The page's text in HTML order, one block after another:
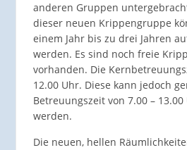
anderen Gruppen
dieser neuen Krippengruppe
einem Jahr bis zu drei Jahren
werden. Es sind noch freie
vorhanden. Die
12.00 Uhr. Diese kann jedoch
Betreuungszeit von 7.00 –
werden.
Die neuen, hellen